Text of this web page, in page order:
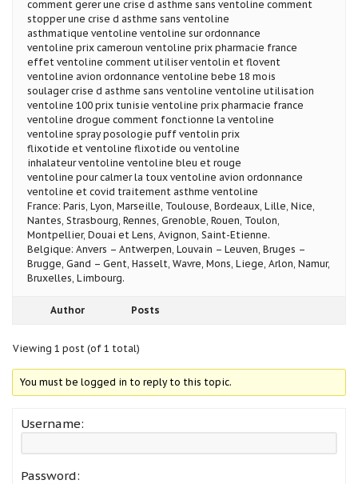
comment gerer une crise d asthme sans ventoline comment
stopper une crise d asthme sans ventoline
asthmatique ventoline ventoline sur ordonnance
ventoline prix cameroun ventoline prix pharmacie france
effet ventoline comment utiliser ventolin et flovent
ventoline avion ordonnance ventoline bebe 18 mois
soulager crise d asthme sans ventoline ventoline utilisation
ventoline 100 prix tunisie ventoline prix pharmacie france
ventoline drogue comment fonctionne la ventoline
ventoline spray posologie puff ventolin prix
flixotide et ventoline flixotide ou ventoline
inhalateur ventoline ventoline bleu et rouge
ventoline pour calmer la toux ventoline avion ordonnance
ventoline et covid traitement asthme ventoline
France: Paris, Lyon, Marseille, Toulouse, Bordeaux, Lille, Nice,
Nantes, Strasbourg, Rennes, Grenoble, Rouen, Toulon,
Montpellier, Douai et Lens, Avignon, Saint-Etienne.
Belgique: Anvers – Antwerpen, Louvain – Leuven, Bruges –
Brugge, Gand – Gent, Hasselt, Wavre, Mons, Liege, Arlon, Namur,
Bruxelles, Limbourg.
Author Posts
Viewing 1 post (of 1 total)
You must be logged in to reply to this topic.
Username:
Password: